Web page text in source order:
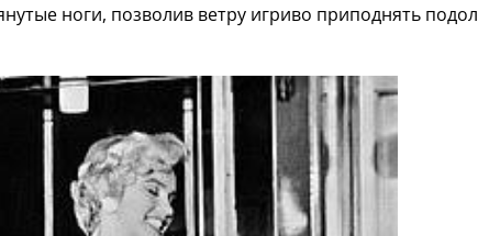
ноги, позволив ветру игриво приподнять подол